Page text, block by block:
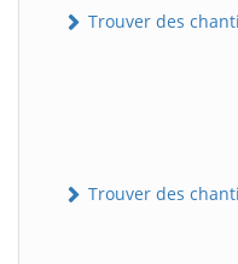
Trouver des
Trouver des